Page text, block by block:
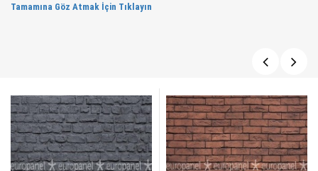
Tamamına Göz Atmak İçin Tıklayın